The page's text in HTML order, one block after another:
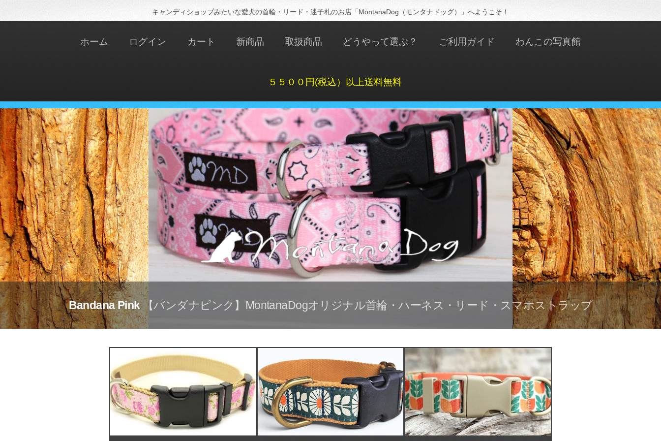
キャンディショップみたいな愛犬の首輪・リード・迷子札のお店「MontanaDog（モンタナドッグ）」へようこそ！
ホーム ログイン カート 新商品 取扱商品 どうやって選ぶ？ ご利用ガイド わんこの写真館
５５００円(税込）以上送料無料
Bandana Pink【バンダナピンク】MontanaDogオリジナル首輪・ハーネス・リード・スマホストラップ